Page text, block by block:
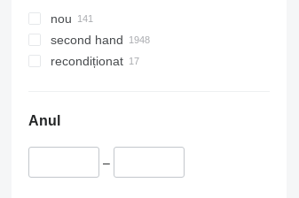
nou
second hand
recondiționat
Anul
–